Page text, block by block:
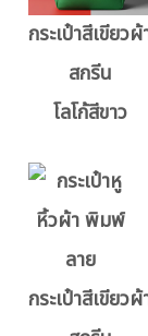
กระเป๋าสีเขียวผ้
สกรีน
โลโก้สีขาว
กระเป๋าสีเขียวผ้